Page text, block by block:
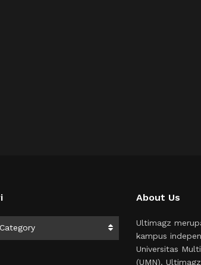
About Us
Ultimagz
kampus
Universitas
(UMN).